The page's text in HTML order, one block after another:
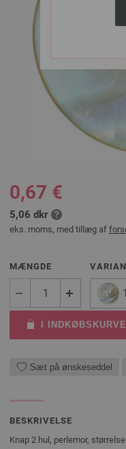
0,67 €
5,06 dkr
eks. moms, med tillæg af
MÆNGDE
I
Sæt på ønskeseddel
BESKRIVELSE
Knap 2 hul, perlemor,